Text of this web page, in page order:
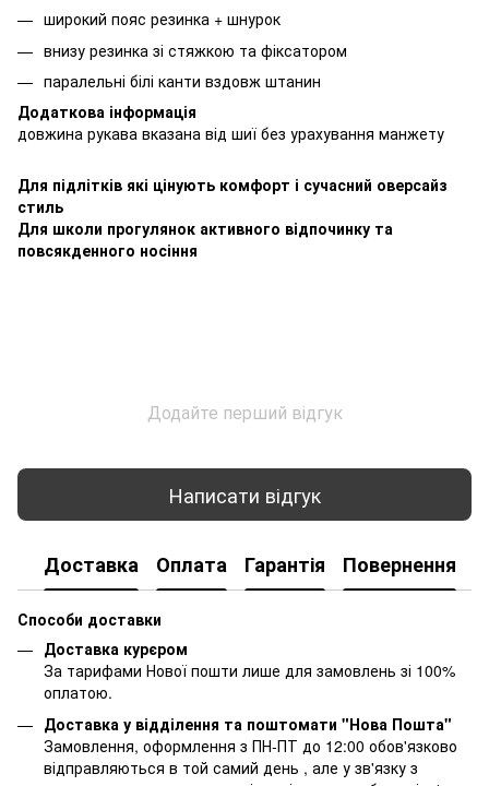
широкий пояс резинка + шнурок
внизу резинка зі стяжкою та фіксатором
паралельні білі канти вздовж штанин
Додаткова інформація
довжина рукава вказана від шиї без урахування манжету
Для підлітків які цінують комфорт і сучасний оверсайз
стиль
Для школи прогулянок активного відпочинку та
повсякденного носіння
Додайте перший відгук
Написати відгук
Доставка Оплата Гарантія Повернення
Способи доставки
Доставка курєром
За тарифами Нової пошти лише для замовлень зі 100%
оплатою.
Доставка у відділення та поштомати "Нова Пошта"
Замовлення, оформлення з ПН-ПТ до 12:00 обов'язково
відправляються в той самий день , але у зв'язку з